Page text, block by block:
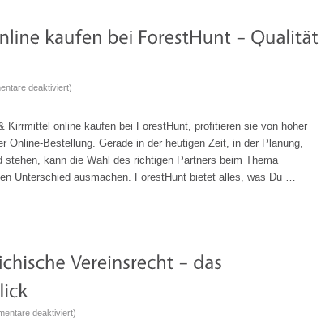
deaktiviertfür
&
Kirrmittel
online
kaufen
für
)
Kirrmittel online kaufen bei ForestHunt, profitieren sie von hoher
Online-Bestellung. Gerade in der heutigen Zeit, in der Planung,
stehen, kann die Wahl des richtigen Partners beim Thema
Unterschied ausmachen. ForestHunt bietet alles, was Du …
deaktiviertfür
)